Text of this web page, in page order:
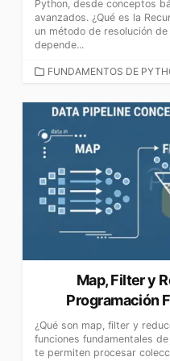
Python, desde conceptos
avanzados. ¿Qué es la
un método de resolución
depende...
CATEGORÍAS
FUNDAMENTOS DE
Map, Filter y
Programación
¿Qué son map, filter y
funciones fundamentales
te permiten procesar